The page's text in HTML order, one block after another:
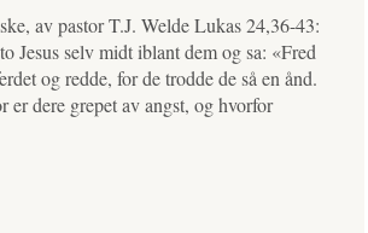
av pastor T.J. Welde Lukas 24,36-43:
Jesus selv midt iblant dem og sa: «Fred
og redde, for de trodde de så en ånd.
dere grepet av angst, og hvorfor